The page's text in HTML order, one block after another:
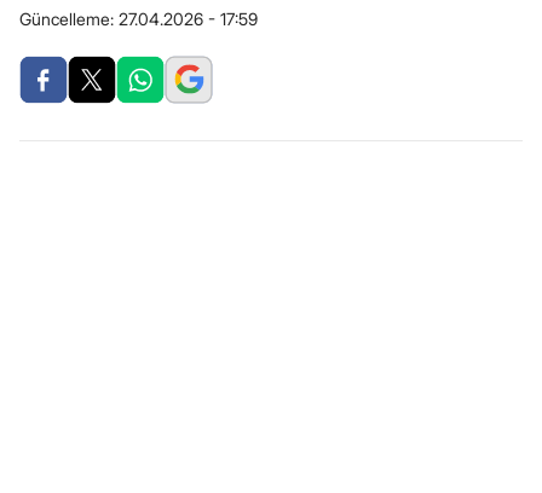
Güncelleme: 27.04.2026 - 17:59